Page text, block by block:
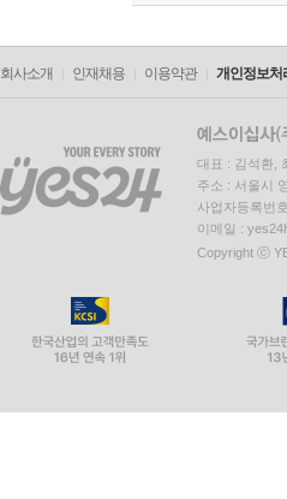
회사소개 인재채용 이용약관 개인정보처
대표 : 김석환,
주소 : 서울시
사업자등록번
이메일 :
Copyright ⓒ